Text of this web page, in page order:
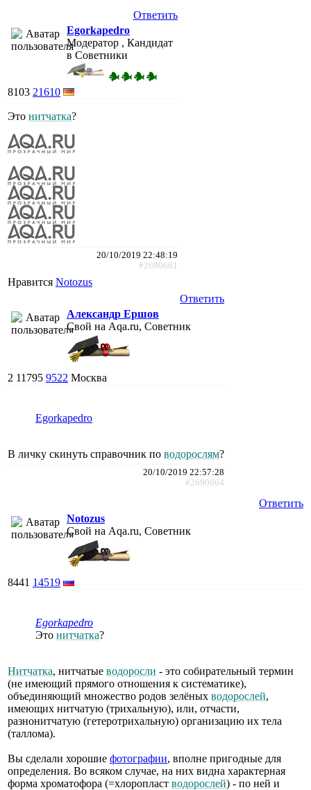
Ответить
Egorkapedro
Модератор , Кандидат
в Советники
8103 21610
Это нитчатка?
20/10/2019 22:48:19
#2690661
Нравится Notozus
Ответить
Александр Ершов
Свой на Aqa.ru, Советник
2 11795 9522 Москва
Egorkapedro
В личку скинуть справочник по водорослям?
20/10/2019 22:57:28
#2690664
Ответить
Notozus
Свой на Aqa.ru, Советник
8441 14519
Egorkapedro
Это нитчатка?
Нитчатка, нитчатые водоросли - это собирательный термин
(не имеющий прямого отношения к систематике),
объединяющий множество родов зелёных водорослей,
имеющих нитчатую (трихальную), или, отчасти,
разнонитчатую (гетеротрихальную) организацию их тела
(таллома).
Вы сделали хорошие фотографии, вполне пригодные для
определения. Во всяком случае, на них видна характерная
форма хроматофора (=хлоропласт водорослей) - по ней и